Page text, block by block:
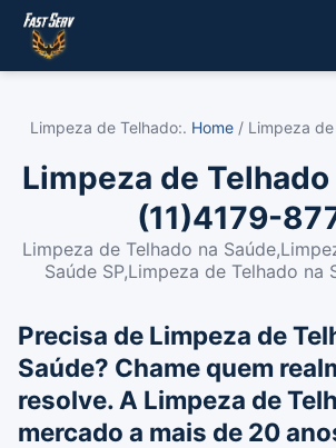
Limpeza de Telhado:. Home/ Limpeza de
Limpeza de Telhado
(11)4179-
Limpeza de Telhado na
Saúde SP,Limpeza de Telhado na
Precisa de Limpeza de
Saúde? Chame quem
resolve. A Limpeza de
mercado a mais de 20